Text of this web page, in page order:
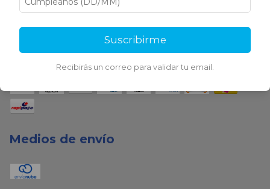
Medios de pago
Medios de envío
Suscribirme
Recibirás un correo para validar tu email.